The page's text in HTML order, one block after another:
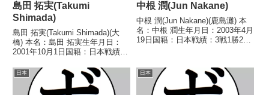
島田 拓実(Takumi
Shimada)
島田 拓実(Takumi Shimada)(大
橋) 本名：島田 拓実生年月日：
2001年10月1日国籍：日本戦績：
トル】なし 【戦歴】
2020/09/16 ○4R判定 3-0(39-
37、39-37、3...
中根 潤(Jun Nakane)
中根 潤(Jun Nakane)(鹿島灘) 本
名：中根 潤生年月日：2003年4月
19日国籍：日本戦績：3戦1勝2
竜輔(レパード玉熊)2022/04/27
○4R判...
日本 日本